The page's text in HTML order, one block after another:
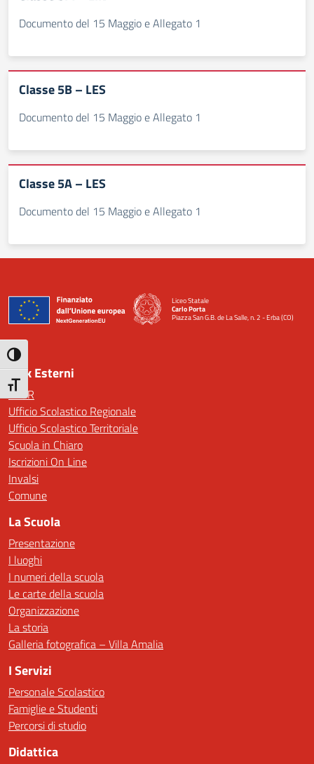
Attiva/disattiva alto contrasto
Attiva/disattiva dimensione testo
Documento del 15 Maggio e Allegato 1
Classe 5B – LES
Documento del 15 Maggio e Allegato 1
Classe 5A – LES
Documento del 15 Maggio e Allegato 1
Liceo Statale
Carlo Porta
Piazza San G.B. de La Salle, n. 2 - Erba (CO)
— Visita la pagina iniziale della scuola
Link Esterni
MIUR
Ufficio Scolastico Regionale
Ufficio Scolastico Territoriale
Scuola in Chiaro
Iscrizioni On Line
Invalsi
Comune
La Scuola
Presentazione
I luoghi
I numeri della scuola
Le carte della scuola
Organizzazione
La storia
Galleria fotografica – Villa Amalia
I Servizi
Personale Scolastico
Famiglie e Studenti
Percorsi di studio
Didattica